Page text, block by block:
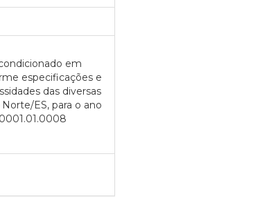
em
especificações e
das diversas
ES, para o ano